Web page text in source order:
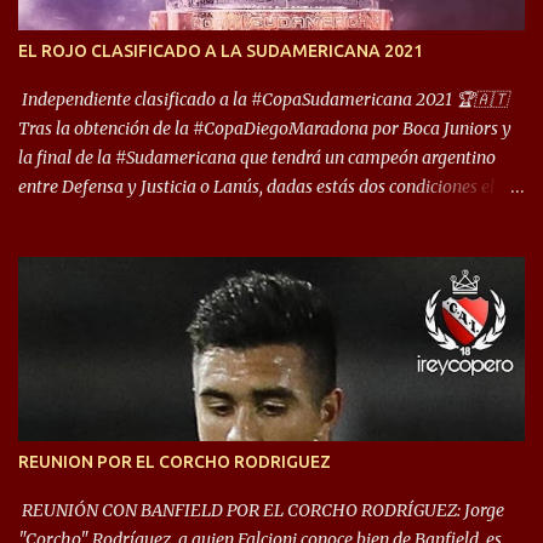
foco de atención es la convivencia Independiente - Racing. “No
deporte”, afirmó Facundo Moyano. “Creo que Avellaneda...
EL ROJO CLASIFICADO A LA SUDAMERICANA 2021
Independiente clasificado a la #CopaSudamericana 2021 🏆🇦🇹
Tras la obtención de la #CopaDiegoMaradona por Boca Juniors y
la final de la #Sudamericana que tendrá un campeón argentino
entre Defensa y Justicia o Lanús, dadas estás dos condiciones el
que iniciará en fase de grupos con 6 partidos, de los cuales sólo los
primeros de cada grupo jugarán los 8vos. con los 3ros. mejores de
las fases de grupos de la #CopaLibertadores 2021. ¡Este año hay
noche de Copas Rey! ⚽🇦🇹👑🏆.
REUNION POR EL CORCHO RODRIGUEZ
REUNIÓN CON BANFIELD POR EL CORCHO RODRÍGUEZ: Jorge